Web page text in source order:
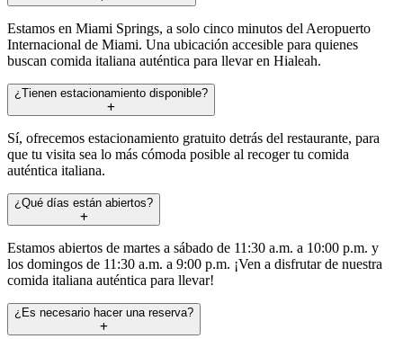
Estamos en Miami Springs, a solo cinco minutos del Aeropuerto
Internacional de Miami. Una ubicación accesible para quienes
buscan comida italiana auténtica para llevar en Hialeah.
¿Tienen estacionamiento disponible?
Sí, ofrecemos estacionamiento gratuito detrás del restaurante, para
que tu visita sea lo más cómoda posible al recoger tu comida
auténtica italiana.
¿Qué días están abiertos?
Estamos abiertos de martes a sábado de 11:30 a.m. a 10:00 p.m. y
los domingos de 11:30 a.m. a 9:00 p.m. ¡Ven a disfrutar de nuestra
comida italiana auténtica para llevar!
¿Es necesario hacer una reserva?